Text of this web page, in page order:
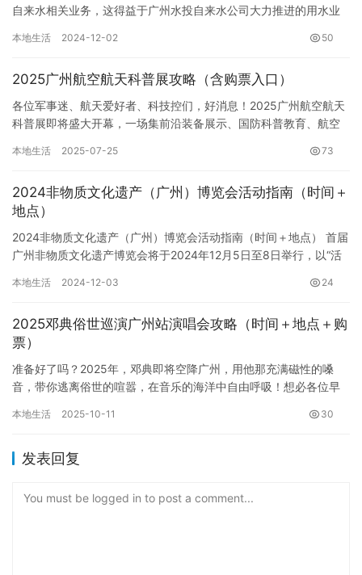
自来水相关业务，这得益于广州水投自来水公司大力推进的用水业
多…
本地生活 2024-12-02 50
2025广州航空航天科普展攻略（含购票入口）
各位军事迷、航天爱好者、科技控们，好消息！2025广州航空航天
科普展即将盛大开幕，一场集前沿装备展示、国防科普教育、航空
想…
本地生活 2025-07-25 73
2024非物质文化遗产（广州）博览会活动指南（时间＋
地点）
2024非物质文化遗产（广州）博览会活动指南（时间＋地点） 首届
广州非物质文化遗产博览会将于2024年12月5日至8日举行，以“活
本地生活 2024-12-03 24
2025邓典俗世巡演广州站演唱会攻略（时间＋地点＋购
票）
准备好了吗？2025年，邓典即将空降广州，用他那充满磁性的嗓
音，带你逃离俗世的喧嚣，在音乐的海洋中自由呼吸！想必各位早
臂之…
本地生活 2025-10-11 30
发表回复
You must be logged in to post a comment...